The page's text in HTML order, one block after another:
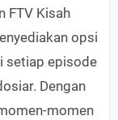
FTV Kisah
opsi
setiap episode
Dengan
momen